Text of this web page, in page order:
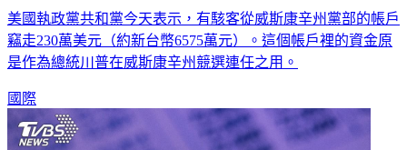
美國執政黨共和黨今天表示，有駭客從威斯康辛州黨部的帳戶
竊走230萬美元（約新台幣6575萬元）。這個帳戶裡的資金原
是作為總統川普在威斯康辛州競選連任之用。
國際